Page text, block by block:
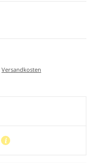
Versandkosten